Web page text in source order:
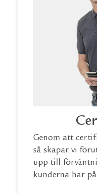
Genom att
så skapar vi
upp till
kunderna har